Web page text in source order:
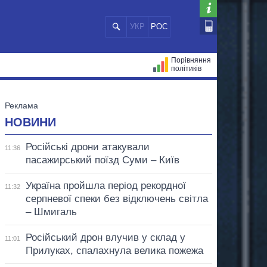
УКР РОС
Порівняння
політиків
НОВИНИ
11:36
Російські дрони атакували
пасажирський поїзд Суми – Київ
11:32
Україна пройшла період рекордної
серпневої спеки без відключень світла
– Шмигаль
11:01
Російський дрон влучив у склад у
Прилуках, спалахнула велика пожежа